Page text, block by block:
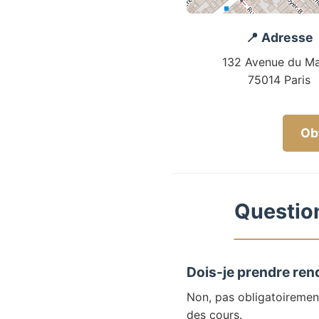
📍 Adresse
132 Avenue du
75014 Paris
Dois-je prendre
Non, pas
des cours.